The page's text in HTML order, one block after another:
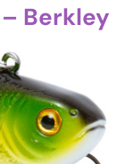
Berkley